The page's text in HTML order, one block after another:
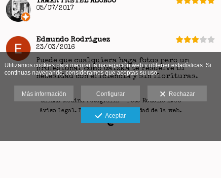
05/07/2017
Edmundo Rodriguez
23/03/2016
Puede que cualquiera haga fotos pero un
profesional como Gaizka te resuelve tu
necesidad con eficiencia y sin florituras.
Gaizka Medina Fotografía - Foto Rodolfo 1936
Aviso legal. Política de privacidad de la web.
Utilizamos cookies para mejorar la navegación web y obtener estadísticas. Si
continuas navegando, consideramos que aceptas su uso.
Más información Configurar Rechazar
Aceptar